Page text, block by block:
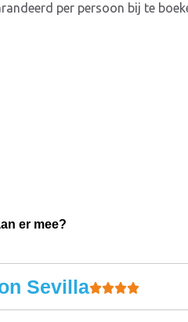
per persoon bij te
er mee?
Sevilla